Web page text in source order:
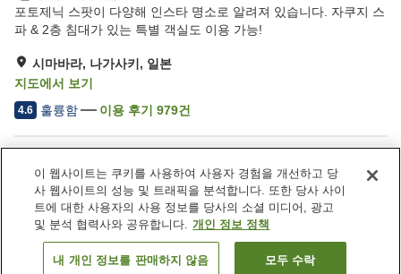
포토제닉 스팟이 다양해 인스타 명소로 알려져 있습니다. 자쿠지 스
파 & 2층 침대가 있는 특별 객실도 이용 가능!
시마바라, 나가사키, 일본
지도에서 보기
4.6 훌륭함 이용 후기 979건
주차장
제트 욕조
사우나
스파 / 미용실
일본 나가사키
시마바라
시마바라 온천 호텔 난푸로 더 그랜드 오션
객실 보기
이 웹사이트는 쿠키를 사용하여 사용자 경험을 개선하고 당
사 웹사이트의 성능 및 트래픽을 분석합니다. 또한 당사 사이
트에 대한 사용자의 사용 정보를 당사의 소셜 미디어, 광고
및 분석 협력사와 공유합니다. 개인 정보 정책
내 개인 정보를 판매하지 않음 모두 수락